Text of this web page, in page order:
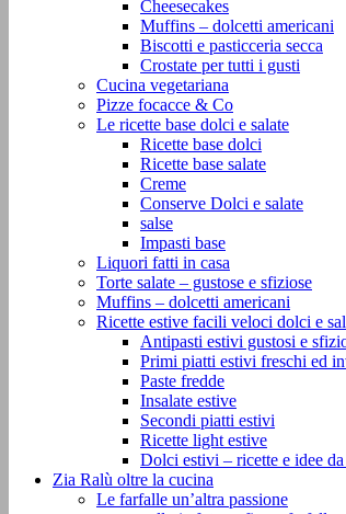
Cheesecakes
Muffins – dolcetti americani
Biscotti e pasticceria secca
Crostate per tutti i gusti
Cucina vegetariana
Pizze focacce & Co
Le ricette base dolci e salate
Ricette base dolci
Ricette base salate
Creme
Conserve Dolci e salate
salse
Impasti base
Liquori fatti in casa
Torte salate – gustose e sfiziose
Muffins – dolcetti americani
Ricette estive facili veloci dolci e
Antipasti estivi gustosi e
Primi piatti estivi freschi ed
Paste fredde
Insalate estive
Secondi piatti estivi
Ricette light estive
Dolci estivi – ricette e idee
Zia Ralù oltre la cucina
Le farfalle un’altra passione